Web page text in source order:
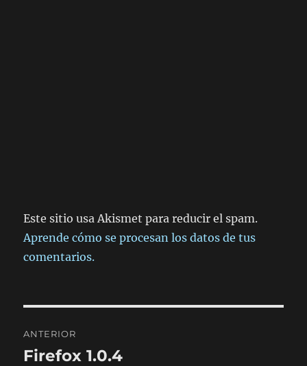
Este sitio usa Akismet para reducir el spam.
Aprende cómo se procesan los datos de tus
comentarios.
de
ANTERIOR
Entrada
Firefox 1.0.4